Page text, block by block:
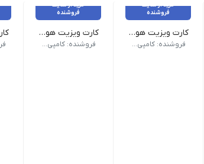
خرید از سایت
فروشنده
کارت ویزیت هوشمند QR _ پی‌وی‌سی 500 میکرون مات جنس: 500 میکرون PVC
فروشنده: کامپی لینک
خرید از سایت
فروشنده
کارت ویزیت هوشمند QR _ پی‌وی‌سی 300 میکرون مات جنس: 300 میکرون PVC
فروشنده: کامپی لینک